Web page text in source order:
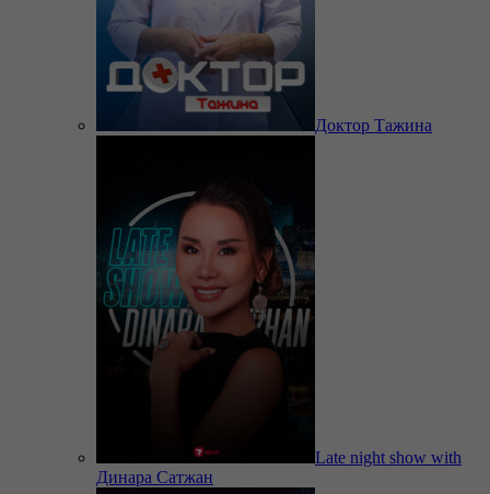
Доктор Тажина
Late night show with
Динара Сатжан